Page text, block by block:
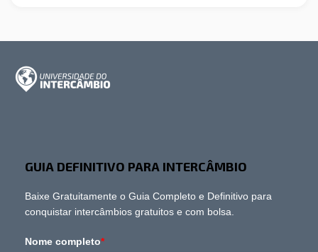
GUIA DEFINITIVO PARA INTERCÂMBIO
Baixe Gratuitamente o Guia Completo e Definitivo para
conquistar intercâmbios gratuitos e com bolsa.
Nome completo*